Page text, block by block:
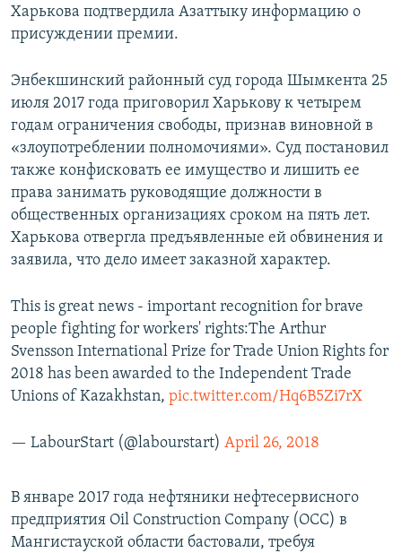
Харькова подтвердила Азаттыку информацию о
присуждении премии.
Энбекшинский районный суд города Шымкента 25
июля 2017 года приговорил Харькову к четырем
годам ограничения свободы, признав виновной в
«злоупотреблении полномочиями». Суд постановил
также конфисковать ее имущество и лишить ее
права занимать руководящие должности в
общественных организациях сроком на пять лет.
Харькова отвергла предъявленные ей обвинения и
заявила, что дело имеет заказной характер.
This is great news - important recognition for brave
people fighting for workers' rights:The Arthur
Svensson International Prize for Trade Union Rights for
2018 has been awarded to the Independent Trade
Unions of Kazakhstan, pic.twitter.com/Hq6B5Zi7rX
— LabourStart (@labourstart) April 26, 2018
В январе 2017 года нефтяники нефтесервисного
предприятия Oil Construction Company (OCC) в
Мангистауской области бастовали, требуя